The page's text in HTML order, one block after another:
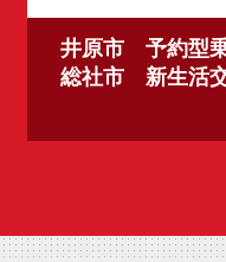
井原市 予約型
総社市 新生活